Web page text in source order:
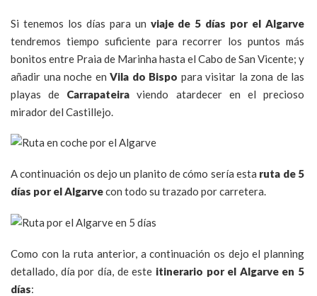
Si tenemos los días para un viaje de 5 días por el Algarve
tendremos tiempo suficiente para recorrer los puntos más
bonitos entre Praia de Marinha hasta el Cabo de San Vicente; y
añadir una noche enVila do Bispo para visitar la zona de las
playas de Carrapateira viendo atardecer en el precioso
mirador del Castillejo.
A continuación os dejo un planito de cómo sería esta ruta de 5
días por el Algarvecon todo su trazado por carretera.
Como con la ruta anterior, a continuación os dejo el planning
detallado, día por día, de este itinerario por el Algarve en 5
días: